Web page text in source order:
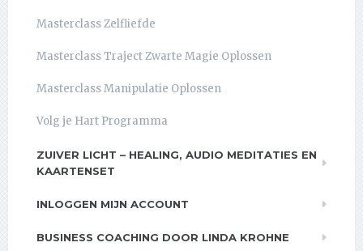
Masterclass Zelfliefde
Masterclass Traject Zwarte Magie Oplossen
Masterclass Manipulatie Oplossen
Volg je Hart Programma
ZUIVER LICHT – HEALING, AUDIO MEDITATIES EN
KAARTENSET
INLOGGEN MIJN ACCOUNT
BUSINESS COACHING DOOR LINDA KROHNE